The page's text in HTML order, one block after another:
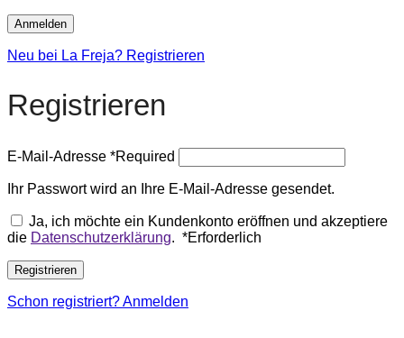
Anmelden
Neu bei La Freja? Registrieren
Registrieren
E-Mail-Adresse *Required
Ihr Passwort wird an Ihre E-Mail-Adresse gesendet.
Ja, ich möchte ein Kundenkonto eröffnen und akzeptiere
die Datenschutzerklärung. *Erforderlich
Registrieren
Schon registriert? Anmelden